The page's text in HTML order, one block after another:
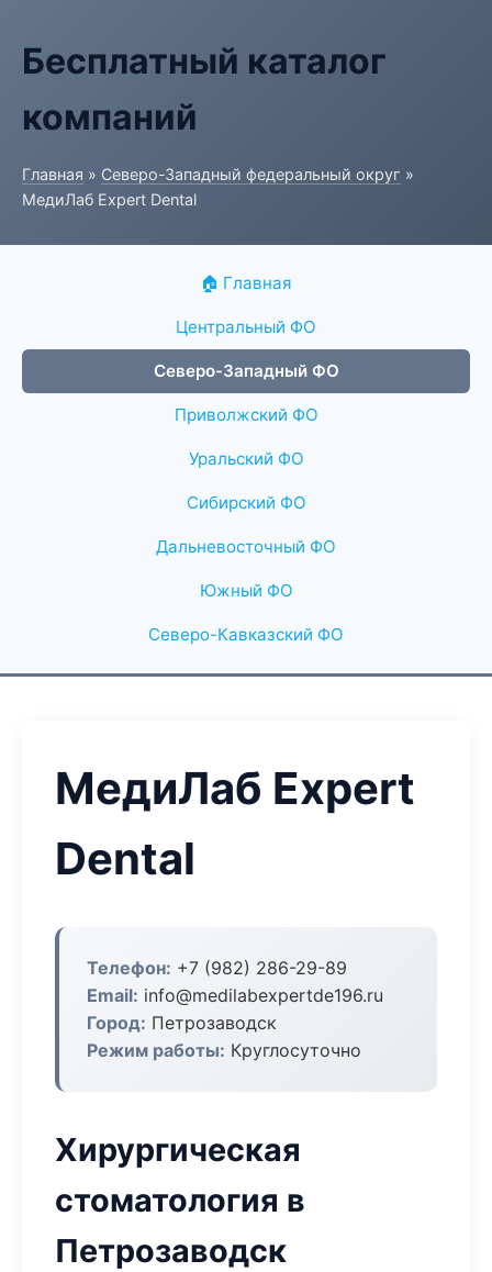
Бесплатный каталог
компаний
Главная » Северо-Западный федеральный округ »
МедиЛаб Expert Dental
🏠 Главная
Центральный ФО
Северо-Западный ФО
Приволжский ФО
Уральский ФО
Сибирский ФО
Дальневосточный ФО
Южный ФО
Северо-Кавказский ФО
МедиЛаб Expert
Dental
Телефон: +7 (982) 286-29-89
Email: info@medilabexpertde196.ru
Город: Петрозаводск
Режим работы: Круглосуточно
Хирургическая
стоматология в
Петрозаводск